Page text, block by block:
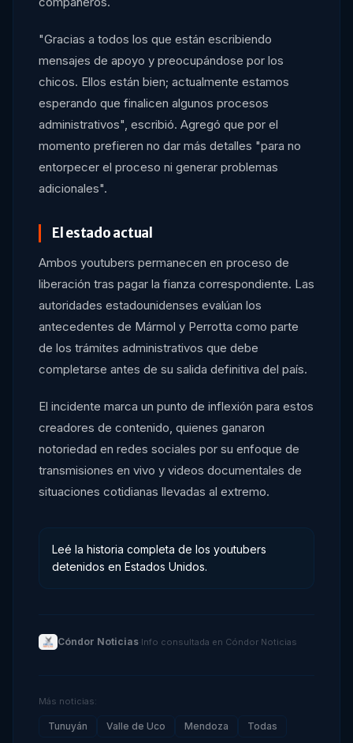
"Gracias a todos los que están escribiendo
mensajes de apoyo y preocupándose por los
chicos. Ellos están bien; actualmente estamos
esperando que finalicen algunos procesos
administrativos", escribió. Agregó que por el
momento prefieren no dar más detalles "para no
entorpecer el proceso ni generar problemas
adicionales".
El estado actual
Ambos youtubers permanecen en proceso de
liberación tras pagar la fianza correspondiente. Las
autoridades estadounidenses evalúan los
antecedentes de Mármol y Perrotta como parte
de los trámites administrativos que debe
completarse antes de su salida definitiva del país.
El incidente marca un punto de inflexión para estos
creadores de contenido, quienes ganaron
notoriedad en redes sociales por su enfoque de
transmisiones en vivo y videos documentales de
situaciones cotidianas llevadas al extremo.
Leé la historia completa de los youtubers
detenidos en Estados Unidos.
Cóndor Noticias· Info consultada en Cóndor Noticias
Más noticias:
Tunuyán Valle de Uco Mendoza Todas